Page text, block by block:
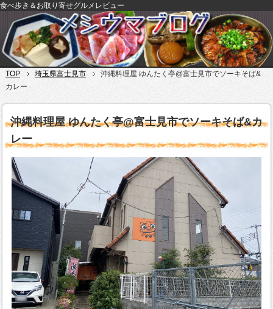
食べ歩き＆お取り寄せグルメレビュー
TOP 埼玉県富士見市
沖縄料理屋 ゆんたく亭@富士見市でソーキそば&
カレー
沖縄料理屋 ゆんたく亭@富士見市でソーキそば&カ
レー